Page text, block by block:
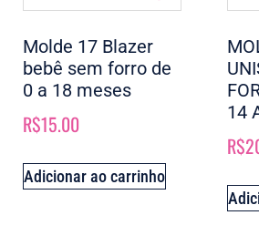
Molde 17 Blazer
bebê sem forro de
0 a 18 meses
R$15.00
Adicionar ao carrinho
14
R$